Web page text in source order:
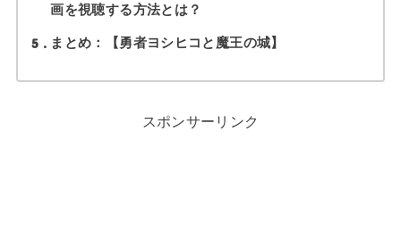
画を視聴する方法とは？
5 まとめ：【勇者ヨシヒコと魔王の城】
スポンサーリンク